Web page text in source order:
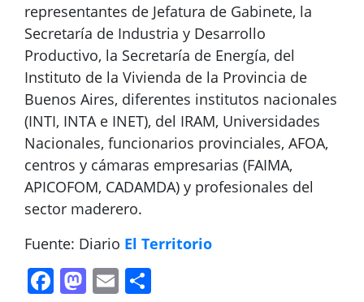
representantes de Jefatura de Gabinete, la
Secretaría de Industria y Desarrollo
Productivo, la Secretaría de Energía, del
Instituto de la Vivienda de la Provincia de
Buenos Aires, diferentes institutos nacionales
(INTI, INTA e INET), del IRAM, Universidades
Nacionales, funcionarios provinciales, AFOA,
centros y cámaras empresarias (FAIMA,
APICOFOM, CADAMDA) y profesionales del
sector maderero.
Fuente: Diario El Territorio
Facebook
Mastodon
Email